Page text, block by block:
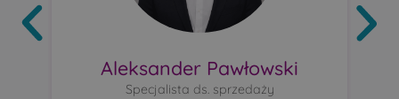
Aleksander Pawłowski
Specjalista ds. sprzedaży